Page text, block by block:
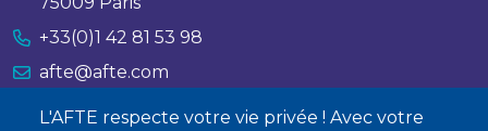
L'AFTE respecte votre vie privée ! Avec votre
+33(0)1 42 81 53 98
afte@afte.com
Nous contacter